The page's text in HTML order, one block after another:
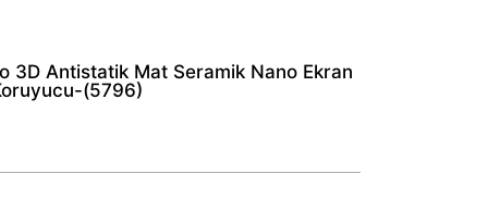
3D Antistatik Mat Seramik Nano Ekran
(5796)